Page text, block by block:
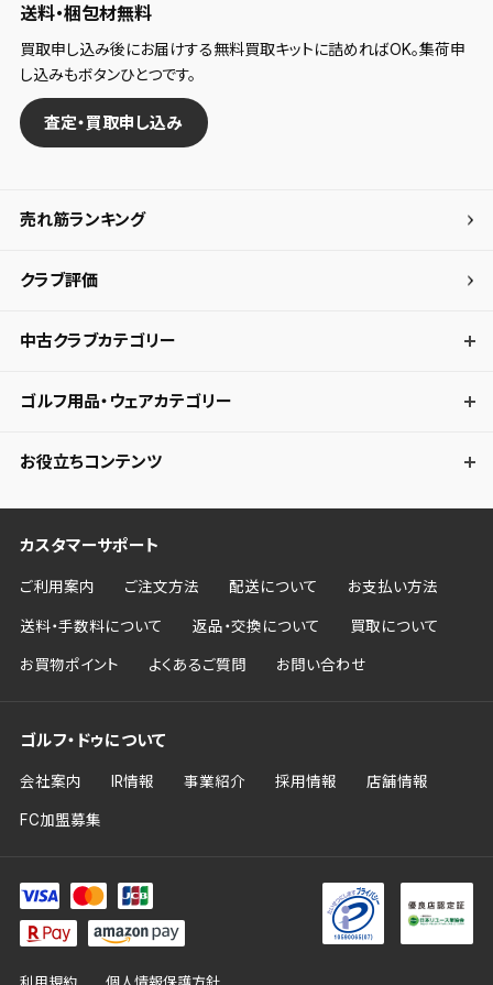
送料・梱包材無料
買取申し込み後にお届けする無料買取キットに詰めればOK。集荷申
し込みもボタンひとつです。
査定・買取申し込み
売れ筋ランキング
クラブ評価
中古クラブカテゴリー
ゴルフ用品・ウェアカテゴリー
お役立ちコンテンツ
カスタマーサポート
ご利用案内 ご注文方法 配送について お支払い方法
送料・手数料について 返品・交換について 買取について
お買物ポイント よくあるご質問 お問い合わせ
ゴルフ・ドゥについて
会社案内 IR情報 事業紹介 採用情報 店舗情報
FC加盟募集